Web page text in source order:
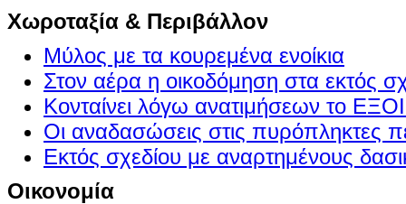
Χωροταξία & Περιβάλλον
Μύλος με τα κουρεμένα ενοίκια
Στον αέρα η οικοδόμηση στα εκτός
Κονταίνει λόγω ανατιμήσεων το
Οι αναδασώσεις στις πυρόπληκτες
Εκτός σχεδίου με αναρτημένους
Οικονομία